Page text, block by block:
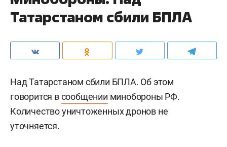
Татарстаном сбили БПЛА
Над Татарстаном сбили БПЛА. Об этом
говорится всообщении минобороны РФ.
Количество уничтоженных дронов не
уточняется.